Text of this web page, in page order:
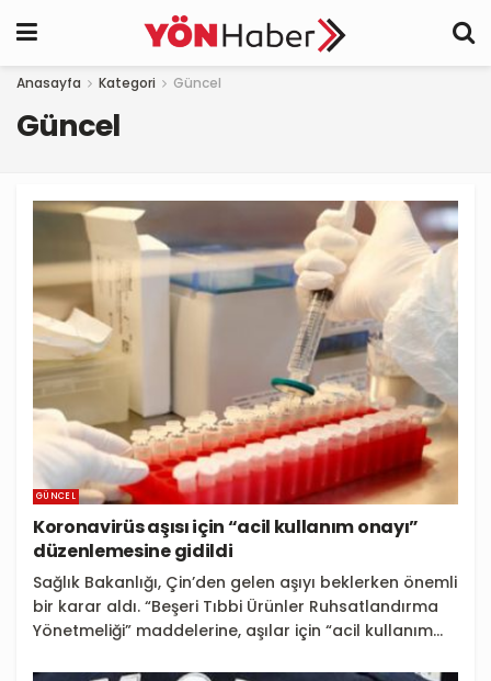
Anasayfa Kategori Güncel
Güncel
GÜNCEL
Koronavirüs aşısı için “acil kullanım onayı”
düzenlemesine gidildi
Sağlık Bakanlığı, Çin’den gelen aşıyı beklerken önemli
bir karar aldı. “Beşeri Tıbbi Ürünler Ruhsatlandırma
Yönetmeliği” maddelerine, aşılar için “acil kullanım...